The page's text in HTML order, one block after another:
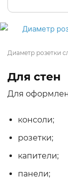
Диаметр розетки
Для стен
Для
консоли;
розетки;
капители;
панели;